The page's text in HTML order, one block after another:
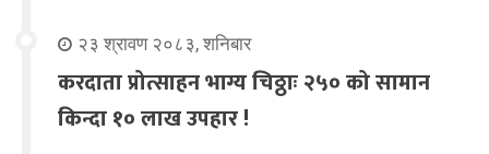
२३ श्रावण २०८३, शनिबार
करदाता प्रोत्साहन भाग्य चिठ्ठाः २५० को सामान
किन्दा १० लाख उपहार !